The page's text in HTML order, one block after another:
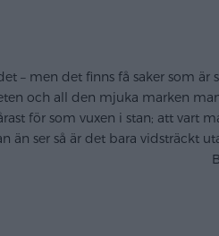
– men det finns få saker som
och all den mjuka marken
för som vuxen i stan; att vart
än ser så är det bara vidsträckt